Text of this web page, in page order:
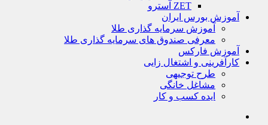
ZET آسترو
آموزش بورس ایران
آموزش سرمایه گذاری طلا
معرفی صندوق های سرمایه گذاری طلا
آموزش فارکس
کارآفرینی و اشتغال زایی
طرح توجیهی
مشاغل خانگی
ایده کسب و کار